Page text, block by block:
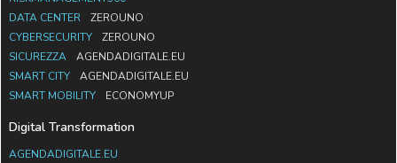
DATA CENTER
ZEROUNO
CYBERSECURITY
ZEROUNO
SICUREZZA
AGENDADIGITALE.EU
SMART CITY
AGENDADIGITALE.EU
SMART MOBILITY
ECONOMYUP
Digital Transformation
AGENDADIGITALE.EU